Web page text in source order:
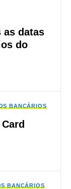
as datas
do
BANCÁRIOS
BANCÁRIOS